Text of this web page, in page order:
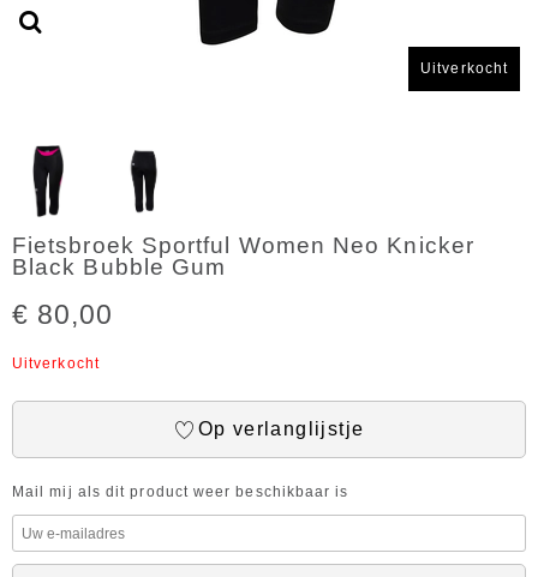
Uitverkocht
Fietsbroek Sportful Women Neo Knicker
Black Bubble Gum
€ 80,00
Uitverkocht
Op verlanglijstje
Mail mij als dit product weer beschikbaar is